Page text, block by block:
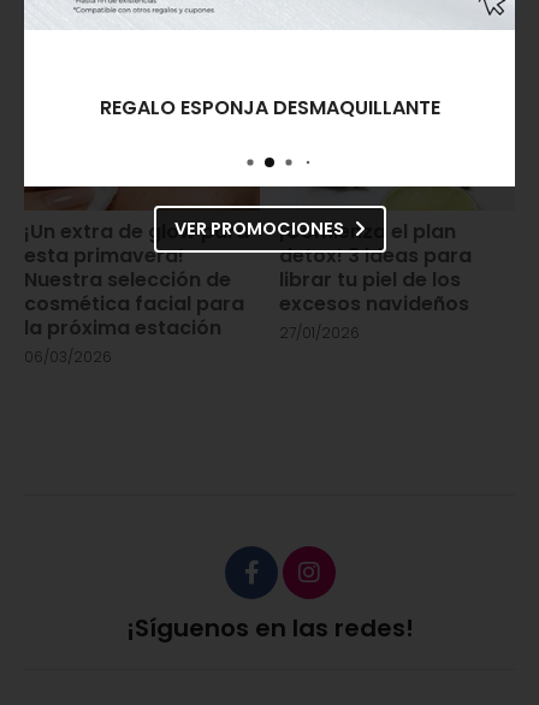
¡Un extra de glow para
esta primavera!
Nuestra selección de
cosmética facial para
la próxima estación
06/03/2026
¡Comienza el plan
detox! 3 ideas para
librar tu piel de los
excesos navideños
27/01/2026
¡Síguenos en las redes!
REGALO ESPONJA DESMAQUILLANTE
VER PROMOCIONES